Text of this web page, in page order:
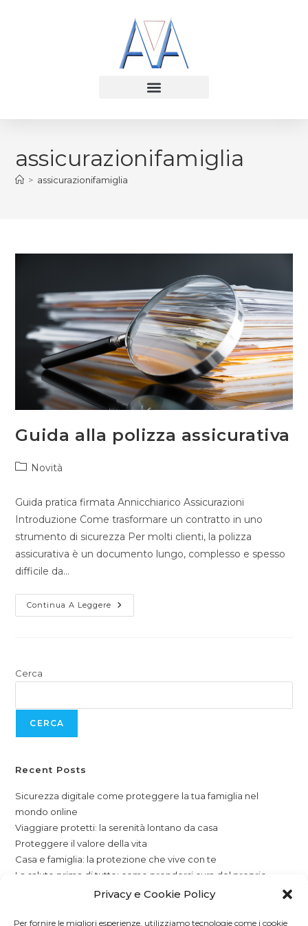
Privacy e Cookie Policy
Per fornire le migliori esperienze, utilizziamo tecnologie come i cookie
assicurazionifamiglia
> assicurazionifamiglia
Guida alla polizza assicurativa
Novità
Guida pratica firmata Annicchiarico Assicurazioni
Introduzione Come trasformare un contratto in uno
strumento di sicurezza Per molti clienti, la polizza
assicurativa è un documento lungo, complesso e spesso
difficile da…
Continua A Leggere
Cerca
CERCA
Recent Posts
Sicurezza digitale come proteggere la tua famiglia nel
mondo online
Viaggiare protetti: la serenità lontano da casa
Proteggere il valore della vita
Casa e famiglia: la protezione che vive con te
La salute prima di tutto: come prendersi cura del proprio